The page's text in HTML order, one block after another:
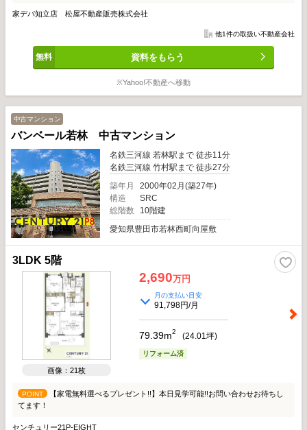
家デパ知立店 松屋不動産販売株式会社
他1件の取扱い不動産会社
資料をもらう
※Yahoo!不動産へ移動
中古マンション
バンベール若林 中古マンション
名鉄三河線 若林駅まで 徒歩11分
名鉄三河線 竹村駅まで 徒歩27分
築年月
2000年02月(築27年)
構造
SRC
総階数
10階建
愛知県豊田市若林西町向屋敷
3LDK 5階
画像：21枚
2,690万円
月の支払い目安
91,798円/月
79.39m2 (24.01坪)
リフォーム済
POINT
【家電無料選べるプレゼント!!】本日見学可能!!お問い合わせお待ちし
てます！
センチュリー21P-EIGHT